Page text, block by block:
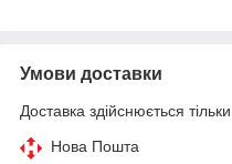
Умови доставки
Доставка здійснюється
Нова Пошта